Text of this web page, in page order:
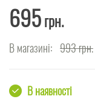
695грн.
В магазині: 993грн.
В наявності